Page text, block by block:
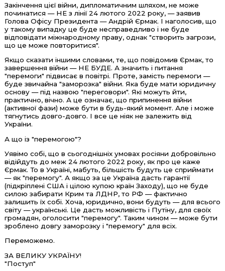
Закінчення цієї війни, дипломатичним шляхом, не може
починатися — НЕ з лінії 24 лютого 2022 року, — заявив
Голова Офісу Президента — Андрій Єрмак. І наголосив, що
у такому випадку це буде несправедливо і не буде
відповідати міжнародному праву, однак "створить загрози,
що це може повторитися".
Якщо сказати іншими словами, те, що повідомив Єрмак, то
завершення війни — НЕ БУДЕ. А значить і питання
"перемоги" підвисає в повітрі. Проте, замість перемоги —
буде звичайна "заморозка" війни. Яка буде мати юридичну
основу — під назвою "переговори". Які можуть йти,
практично, вічно. А це означає, що припинення війни
(активної фази) може бути в будь-який момент. Але і може
тягнутись довго-довго. І все це ніяк не залежить від
України.
А що із "перемогою"?
Уявімо собі, що в сьогоднішніх умовах росіяни добровільно
відійдуть до меж 24 лютого 2022 року, як про це каже
Єрмак. То в Україні, мабуть, більшість будуть це сприймати
— як "перемогу". А якщо за це Україна дасть гарантії
(підкріплені США і цілою купою країн Заходу), що не буде
силою забирати Крим та ЛДНР, то РФ — фактично
залишить їх собі. Хоча, юридично, вони будуть — для всього
світу — українські. Це дасть можливість і Путіну, для своїх
громадян, оголосити "перемогу". Таким чином — може бути
зроблено довгу заморозку і "перемогу" для всіх.
Переможемо.
ЗА ВЕЛИКУ УКРАЇНУ!
"Поступ"